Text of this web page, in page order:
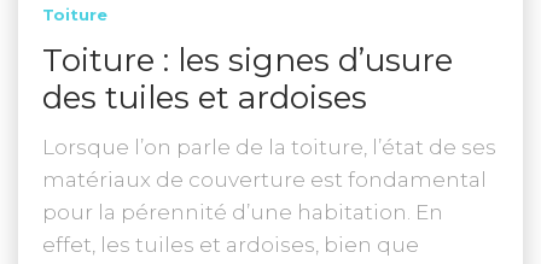
Toiture
Toiture : les signes d’usure
des tuiles et ardoises
Lorsque l’on parle de la toiture, l’état de ses
matériaux de couverture est fondamental
pour la pérennité d’une habitation. En
effet, les tuiles et ardoises, bien que